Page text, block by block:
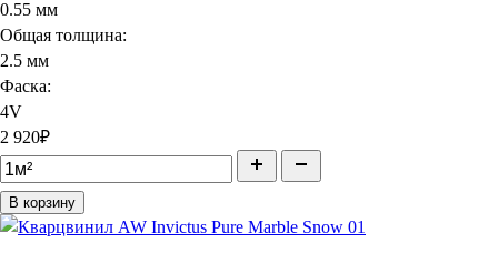
0.55 мм
Общая толщина:
2.5 мм
Фаска:
4V
2 920₽
В корзину